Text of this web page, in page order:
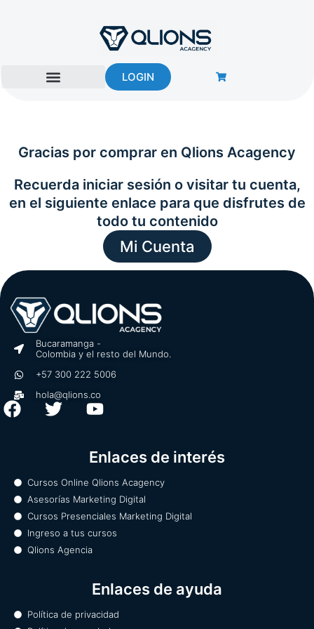
LOGIN
Gracias por comprar en Qlions Acagency
Recuerda iniciar sesión o visitar tu cuenta,
en el siguiente enlace para que disfrutes de
todo tu contenido
Mi Cuenta
Bucaramanga -
Colombia y el resto del Mundo.
+57 300 222 5006
hola@qlions.co
F
b
o
o
k
T
t
e
r
Y
t
u
b
e
Enlaces de interés
Cursos Online Qlions Acagency
Asesorías Marketing Digital
Cursos Presenciales Marketing Digital
Ingreso a tus cursos
Qlions Agencia
Enlaces de ayuda
Política de privacidad